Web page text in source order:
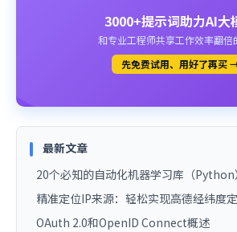
3000+提示词助力AI大
和专业工程师共享工作效率翻倍
先免费试用、用好了再买
最新文章
20个必知的自动化机器学习库（Python）
精准定位IP来源：轻松实现高德经纬度
OAuth 2.0和OpenID Connect概述